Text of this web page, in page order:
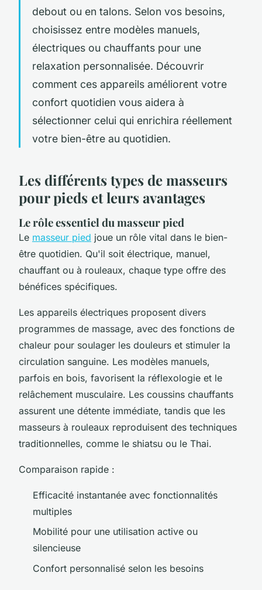
debout ou en talons. Selon vos besoins,
choisissez entre modèles manuels,
électriques ou chauffants pour une
relaxation personnalisée. Découvrir
comment ces appareils améliorent votre
confort quotidien vous aidera à
sélectionner celui qui enrichira réellement
votre bien-être au quotidien.
Les différents types de masseurs
pour pieds et leurs avantages
Le rôle essentiel du masseur pied
Le masseur pied joue un rôle vital dans le bien-
être quotidien. Qu'il soit électrique, manuel,
chauffant ou à rouleaux, chaque type offre des
bénéfices spécifiques.
Les appareils électriques proposent divers
programmes de massage, avec des fonctions de
chaleur pour soulager les douleurs et stimuler la
circulation sanguine. Les modèles manuels,
parfois en bois, favorisent la réflexologie et le
relâchement musculaire. Les coussins chauffants
assurent une détente immédiate, tandis que les
masseurs à rouleaux reproduisent des techniques
traditionnelles, comme le shiatsu ou le Thai.
Comparaison rapide :
Efficacité instantanée avec fonctionnalités
multiples
Mobilité pour une utilisation active ou
silencieuse
Confort personnalisé selon les besoins